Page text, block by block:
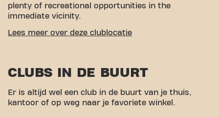
plenty of recreational opportunities in the
immediate vicinity.
EASY ACCESSIBILITY
parking nearby, so you can easily park your car.
is within walking distance of the gym. With our
central location near the border and good
Lees meer over deze clublocatie
CLUBS IN DE BUURT
Er is altijd wel een club in de buurt van je thuis,
kantoor of op weg naar je favoriete winkel.